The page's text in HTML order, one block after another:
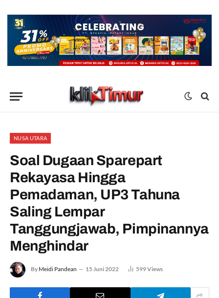
NUSA UTARA
Soal Dugaan Sparepart
Rekayasa Hingga
Pemadaman, UP3 Tahuna
Saling Lempar
Tanggungjawab, Pimpinannya
Menghindar
By Meidi Pandean 15 Juni 2022 599Views